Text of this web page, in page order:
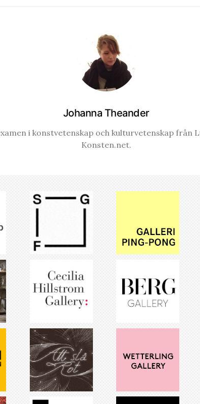
Johanna Theander
i konstvetenskap och kulturvetenskap
Konsten.net.